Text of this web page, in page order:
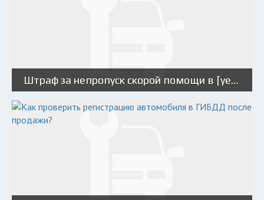
Штраф за непропуск скорой помощи в [year] году: опасения и рекомендации юристов